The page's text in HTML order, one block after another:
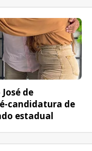
de
candidatura de
estadual